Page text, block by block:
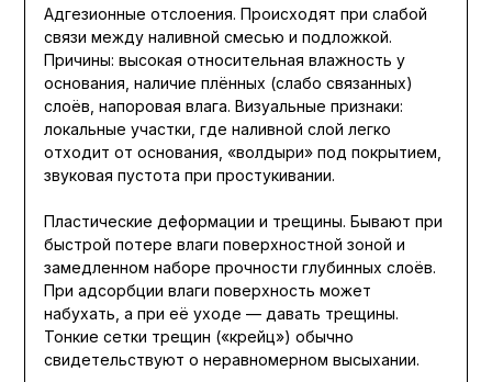
Адгезионные отслоения. Происходят при слабой
связи между наливной смесью и подложкой.
Причины: высокая относительная влажность у
основания, наличие плённых (слабо связанных)
слоёв, напоровая влага. Визуальные признаки:
локальные участки, где наливной слой легко
отходит от основания, «волдыри» под покрытием,
звуковая пустота при простукивании.
Пластические деформации и трещины. Бывают при
быстрой потере влаги поверхностной зоной и
замедленном наборе прочности глубинных слоёв.
При адсорбции влаги поверхность может
набухать, а при её уходе — давать трещины.
Тонкие сетки трещин («крейц») обычно
свидетельствуют о неравномерном высыхании.